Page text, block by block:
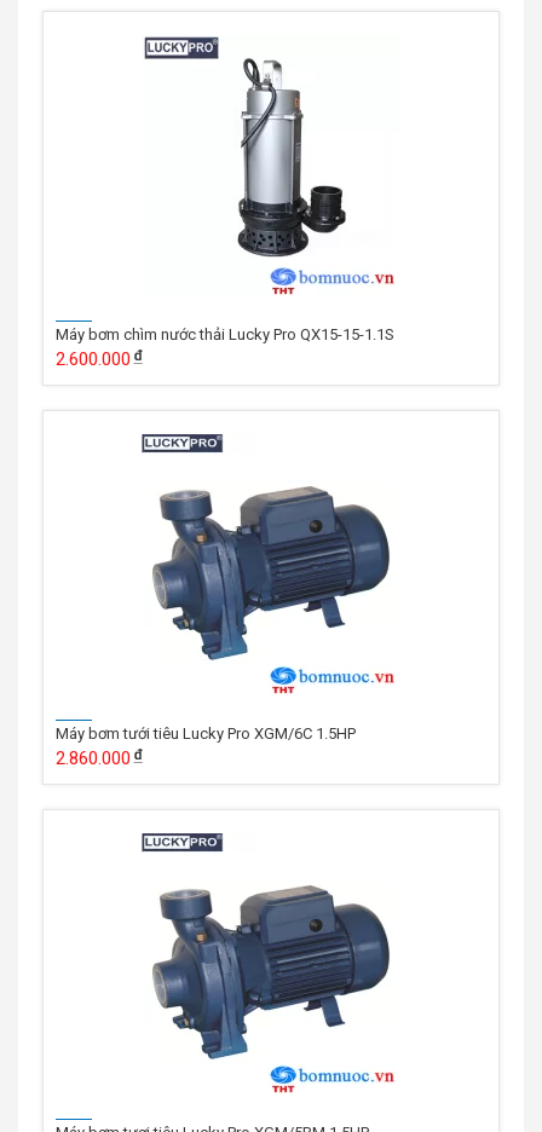
Máy bơm chìm nước thải Lucky Pro QX15-15-1.1S
2.600.000
Máy bơm tưới tiêu Lucky Pro XGM/6C 1.5HP
2.860.000